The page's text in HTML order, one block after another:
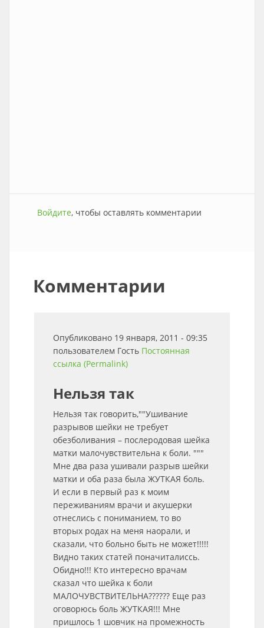
Войдите, чтобы оставлять комментарии
Комментарии
Опубликовано 19 января, 2011 - 09:35
пользователем Гость Постоянная
ссылка (Permalink)
Нельзя так
Нельзя так говорить,""Ушивание
разрывов шейки не требует
обезболивания – послеродовая шейка
матки малочувствительна к боли. """
Мне два раза ушивали разрыв шейки
матки и оба раза была ЖУТКАЯ боль.
И если в первый раз к моим
переживаниям врачи и акушерки
отнеслись с пониманием, то во
вторых родах на меня наорали, и
сказали, что больно быть не может!!!!!
Видно таких статей поначиталиссь.
Обидно!!! Кто интересно врачам
сказал что шейка к боли
МАЛОЧУВСТВИТЕЛЬНА?????? Еще раз
оговорюсь боль ЖУТКАЯ!!! Мне
пришлось 1 шовчик на промежность